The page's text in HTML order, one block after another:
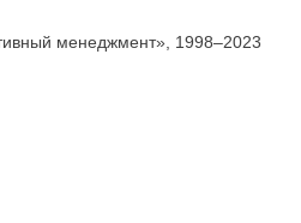
менеджмент», 1998–2023